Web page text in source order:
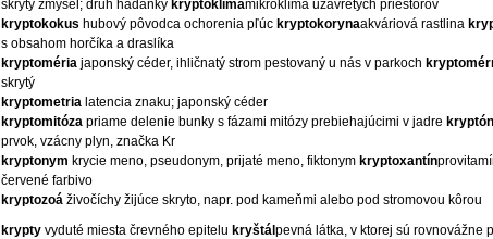
skrytý zmysel; druh hádanky kryptoklímamikroklíma uzavretých priestorov
kryptokokus hubový pôvodca ochorenia pľúc kryptokorynaakváriová rastlina
s obsahom horčíka a draslíka
kryptoméria japonský céder, ihličnatý strom pestovaný u nás v parkoch
skrytý
kryptometria latencia znaku; japonský céder
kryptomitóza priame delenie bunky s fázami mitózy prebiehajúcimi v jadre kryptón
prvok, vzácny plyn, značka Kr
kryptonym krycie meno, pseudonym, prijaté meno, fiktonym kryptoxantín
červené farbivo
kryptozoá živočíchy žijúce skryto, napr. pod kameňmi alebo pod stromovou kôrou
krypty vyduté miesta črevného epitelu kryštál pevná látka, v ktorej sú rovnovážne